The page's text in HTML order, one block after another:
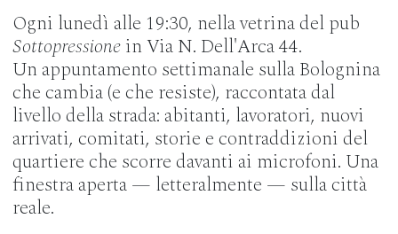
Ogni lunedì alle 19:30, nella vetrina del pub
Sottopressionein Via N. Dell'Arca 44.
Un appuntamento settimanale sulla Bolognina
che cambia (e che resiste), raccontata dal
livello della strada: abitanti, lavoratori, nuovi
arrivati, comitati, storie e contraddizioni del
quartiere che scorre davanti ai microfoni. Una
finestra aperta — letteralmente — sulla città
reale.